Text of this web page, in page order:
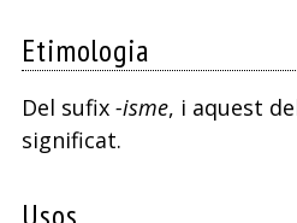
Etimologia
Del sufix -isme, i aquest
significat.